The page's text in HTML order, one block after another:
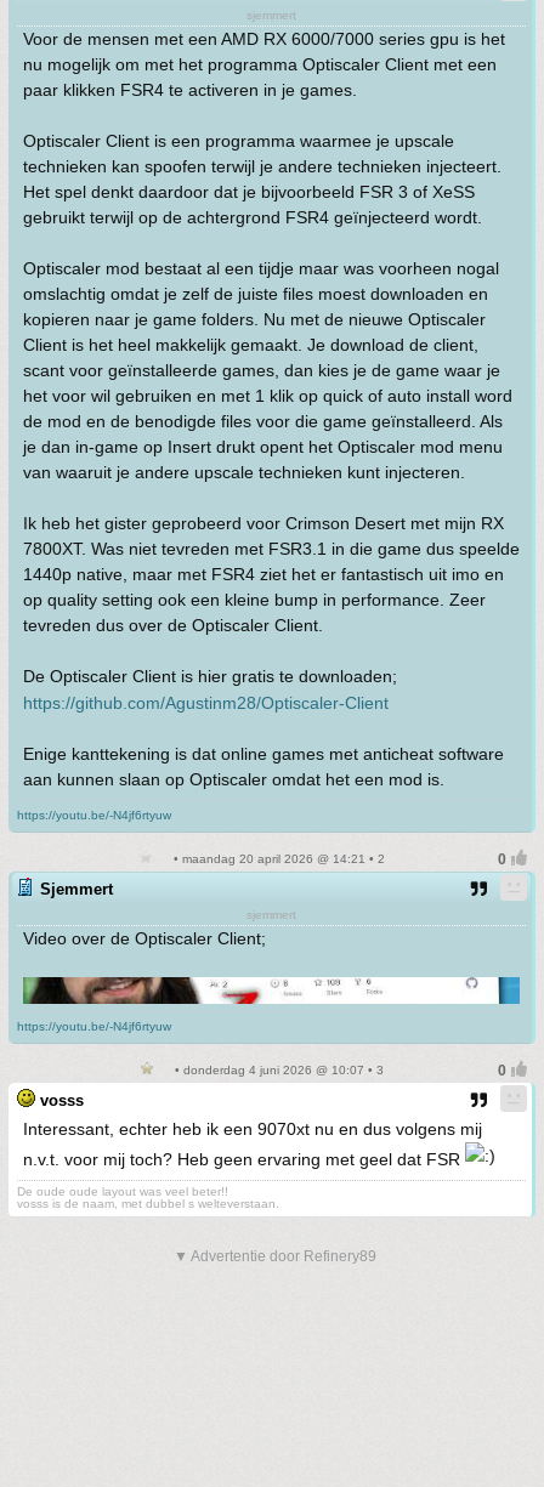
sjemmert
Voor de mensen met een AMD RX 6000/7000 series gpu is het
nu mogelijk om met het programma Optiscaler Client met een
paar klikken FSR4 te activeren in je games.
Optiscaler Client is een programma waarmee je upscale
technieken kan spoofen terwijl je andere technieken injecteert.
Het spel denkt daardoor dat je bijvoorbeeld FSR 3 of XeSS
gebruikt terwijl op de achtergrond FSR4 geïnjecteerd wordt.
Optiscaler mod bestaat al een tijdje maar was voorheen nogal
omslachtig omdat je zelf de juiste files moest downloaden en
kopieren naar je game folders. Nu met de nieuwe Optiscaler
Client is het heel makkelijk gemaakt. Je download de client,
scant voor geïnstalleerde games, dan kies je de game waar je
het voor wil gebruiken en met 1 klik op quick of auto install word
de mod en de benodigde files voor die game geïnstalleerd. Als
je dan in-game op Insert drukt opent het Optiscaler mod menu
van waaruit je andere upscale technieken kunt injecteren.
Ik heb het gister geprobeerd voor Crimson Desert met mijn RX
7800XT. Was niet tevreden met FSR3.1 in die game dus speelde
1440p native, maar met FSR4 ziet het er fantastisch uit imo en
op quality setting ook een kleine bump in performance. Zeer
tevreden dus over de Optiscaler Client.
De Optiscaler Client is hier gratis te downloaden;
https://github.com/Agustinm28/Optiscaler-Client
Enige kanttekening is dat online games met anticheat software
aan kunnen slaan op Optiscaler omdat het een mod is.
https://youtu.be/-N4jf6rtyuw
• maandag 20 april 2026 @ 14:21 • 2
Sjemmert
sjemmert
Video over de Optiscaler Client;
https://youtu.be/-N4jf6rtyuw
• donderdag 4 juni 2026 @ 10:07 • 3
vosss
Interessant, echter heb ik een 9070xt nu en dus volgens mij
n.v.t. voor mij toch? Heb geen ervaring met geel dat FSR
De oude oude layout was veel beter!!
vosss is de naam, met dubbel s welteverstaan.
▼ Advertentie door Refinery89